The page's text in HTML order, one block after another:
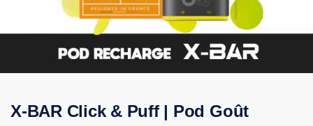
X-BAR Click & Puff | Pod Goût